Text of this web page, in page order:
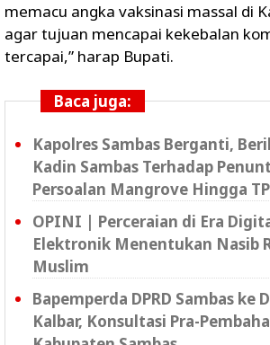
memacu angka vaksinasi massal di
agar tujuan mencapai kekebalan
tercapai,” harap Bupati.
Baca juga:
Kapolres Sambas Berganti,
Kadin Sambas Terhadap
Persoalan Mangrove Hingga
OPINI | Perceraian di Era
Elektronik Menentukan Nasib
Muslim
Bapemperda DPRD Sambas ke
Kalbar, Konsultasi Pra-